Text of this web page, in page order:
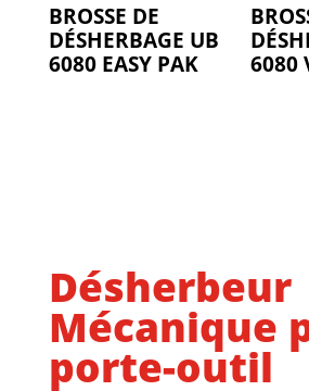
BROSSE DE
DÉSHERBAGE UB
6080 EASY PAK
6080
Désherbeur
Mécanique
porte-outil